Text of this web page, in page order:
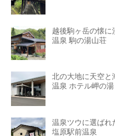
越後駒ヶ岳の懐に
温泉 駒の湯山荘
北の大地に天空と
温泉 ホテル岬の湯
温泉ツウに選ばれ
塩原駅前温泉